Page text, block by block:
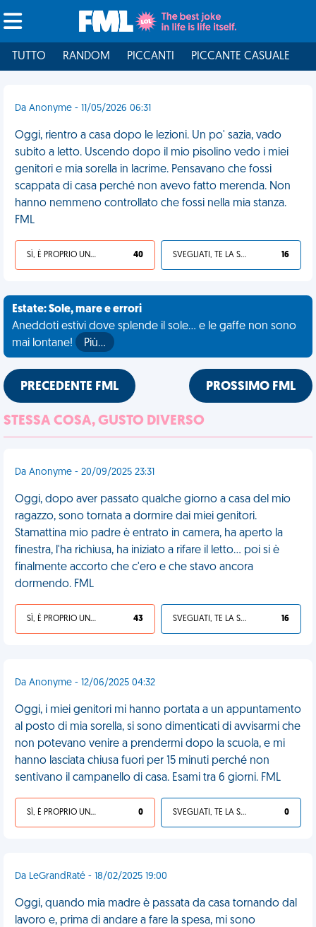
TUTTO RANDOM PICCANTI PICCANTE CASUALE
Da Anonyme - 11/05/2026 06:31
Oggi, rientro a casa dopo le lezioni. Un po' sazia, vado
subito a letto. Uscendo dopo il mio pisolino vedo i miei
genitori e mia sorella in lacrime. Pensavano che fossi
scappata di casa perché non avevo fatto merenda. Non
hanno nemmeno controllato che fossi nella mia stanza.
FML
SÌ, È PROPRIO UNA VDM! 40 SVEGLIATI, TE LA SEI CERCATA! 16
Estate: Sole, mare e errori
Aneddoti estivi dove splende il sole... e le gaffe non sono
mai lontane!
Più…
PRECEDENTE FML PROSSIMO FML
STESSA COSA, GUSTO DIVERSO
Da Anonyme - 20/09/2025 23:31
Oggi, dopo aver passato qualche giorno a casa del mio
ragazzo, sono tornata a dormire dai miei genitori.
Stamattina mio padre è entrato in camera, ha aperto la
finestra, l'ha richiusa, ha iniziato a rifare il letto… poi si è
finalmente accorto che c'ero e che stavo ancora
dormendo. FML
SÌ, È PROPRIO UNA VDM! 43 SVEGLIATI, TE LA SEI CERCATA! 16
Da Anonyme - 12/06/2025 04:32
Oggi, i miei genitori mi hanno portata a un appuntamento
al posto di mia sorella, si sono dimenticati di avvisarmi che
non potevano venire a prendermi dopo la scuola, e mi
hanno lasciata chiusa fuori per 15 minuti perché non
sentivano il campanello di casa. Esami tra 6 giorni. FML
SÌ, È PROPRIO UNA VDM! 0 SVEGLIATI, TE LA SEI CERCATA! 0
Da LeGrandRaté - 18/02/2025 19:00
Oggi, quando mia madre è passata da casa tornando dal
lavoro e, prima di andare a fare la spesa, mi sono